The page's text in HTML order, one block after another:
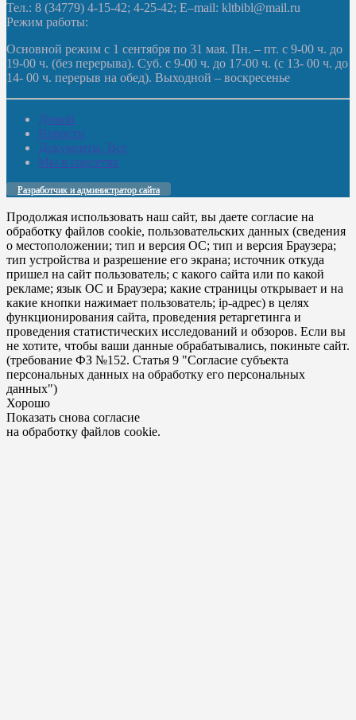
Тел.: 8 (34779) 4-15-42; 4-25-42; E–mail: kltbibl@mail.ru
Режим работы:
Основной режим с 1 сентября по 31 мая. Пн. – пт. с 9-00 ч. до
19-00 ч. (без перерыва). Суб. с 9-00 ч. до 17-00 ч. (с 13- 00 ч. до
14- 00 ч. перерыв на обед). Выходной – воскресенье
Домой
Новости
Документы. Все
Мы в соцсетях
Разработчик и администратор сайта
Продолжая использовать наш сайт, вы даете согласие на
обработку файлов cookie, пользовательских данных (сведения
о местоположении; тип и версия ОС; тип и версия Браузера;
тип устройства и разрешение его экрана; источник откуда
пришел на сайт пользователь; с какого сайта или по какой
рекламе; язык ОС и Браузера; какие страницы открывает и на
какие кнопки нажимает пользователь; ip-адрес) в целях
функционирования сайта, проведения ретаргетинга и
проведения статистических исследований и обзоров. Если вы
не хотите, чтобы ваши данные обрабатывались, покиньте сайт.
(требование ФЗ №152. Статья 9 "Согласие субъекта
персональных данных на обработку его персональных
данных")
Хорошо
Показать снова согласие
на обработку файлов cookie.